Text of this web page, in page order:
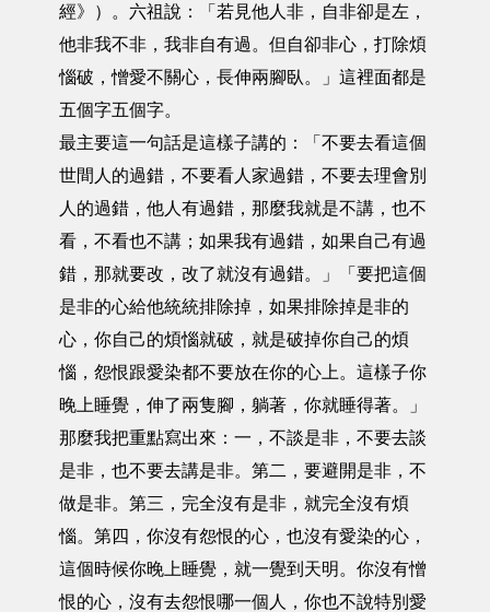
經》）。六祖說：「若見他人非，自非卻是左，
他非我不非，我非自有過。但自卻非心，打除煩
惱破，憎愛不關心，長伸兩腳臥。」這裡面都是
五個字五個字。
最主要這一句話是這樣子講的：「不要去看這個
世間人的過錯，不要看人家過錯，不要去理會別
人的過錯，他人有過錯，那麼我就是不講，也不
看，不看也不講；如果我有過錯，如果自己有過
錯，那就要改，改了就沒有過錯。」「要把這個
是非的心給他統統排除掉，如果排除掉是非的
心，你自己的煩惱就破，就是破掉你自己的煩
惱，怨恨跟愛染都不要放在你的心上。這樣子你
晚上睡覺，伸了兩隻腳，躺著，你就睡得著。」
那麼我把重點寫出來：一，不談是非，不要去談
是非，也不要去講是非。第二，要避開是非，不
做是非。第三，完全沒有是非，就完全沒有煩
惱。第四，你沒有怨恨的心，也沒有愛染的心，
這個時候你晚上睡覺，就一覺到天明。你沒有憎
恨的心，沒有去怨恨哪一個人，你也不說特別愛